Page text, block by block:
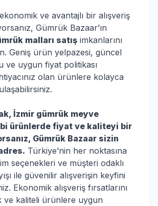
ve avantajlı bir alışveriş
Gümrük Bazaar’ın
malları satış imkanlarını
Geniş ürün yelpazesi, güncel
ve uygun fiyat politikası
olan ürünlere kolayca
İzmir gümrük meyve
ürünlerde fiyat ve kaliteyi bir
Gümrük Bazaar sizin
Türkiye’nin her noktasına
seçenekleri ve müşteri odaklı
ile güvenilir alışverişin keyfini
Ekonomik alışveriş fırsatlarını
ve kaliteli ürünlere uygun